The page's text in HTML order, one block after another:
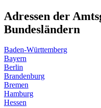
Adressen der
Bundesländern
Baden-Württemberg
Bayern
Berlin
Brandenburg
Bremen
Hamburg
Hessen